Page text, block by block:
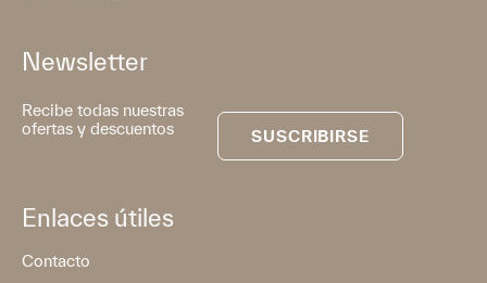
Newsletter
Recibe todas nuestras
ofertas y descuentos
SUSCRIBIRSE
Enlaces útiles
Contacto